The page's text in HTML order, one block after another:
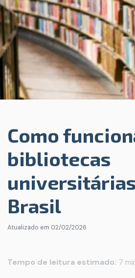
Como
bibliotecas
Brasil
Atualizado em 02/02/2026
Tempo de leitura estimado: 7